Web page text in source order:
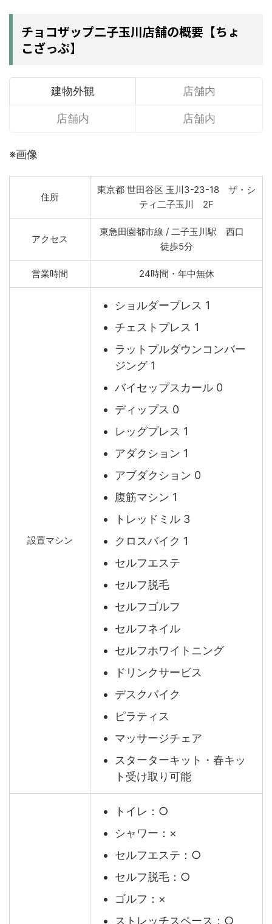
チョコザップ二子玉川店舗の概要【ちょ
こざっぷ】
建物外観 店舗内
店舗内 店舗内
※画像
住所
東京都 世田谷区 玉川3-23-18 ザ・シ
ティ二子玉川 2F
アクセス
東急田園都市線 / 二子玉川駅 西口
徒歩5分
営業時間 24時間・年中無休
設置マシン
ショルダープレス 1
チェストプレス 1
ラットプルダウンコンバー
ジング 1
バイセップスカール 0
ディップス 0
レッグプレス 1
アダクション 1
アブダクション 0
腹筋マシン 1
トレッドミル 3
クロスバイク 1
セルフエステ
セルフ脱毛
セルフゴルフ
セルフネイル
セルフホワイトニング
ドリンクサービス
デスクバイク
ピラティス
マッサージチェア
スターターキット・春キッ
ト受け取り可能
トイレ：○
シャワー：×
セルフエステ：○
セルフ脱毛：○
ゴルフ：×
ストレッチスペース：○